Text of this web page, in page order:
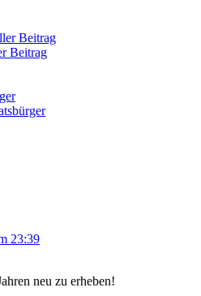
Beitrag
Beitrag
23:39
neu zu erheben!